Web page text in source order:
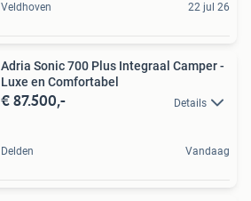
Veldhoven 22 jul 26
Adria Sonic 700 Plus Integraal Camper -
Luxe en Comfortabel
€ 87.500,- Details
Delden Vandaag